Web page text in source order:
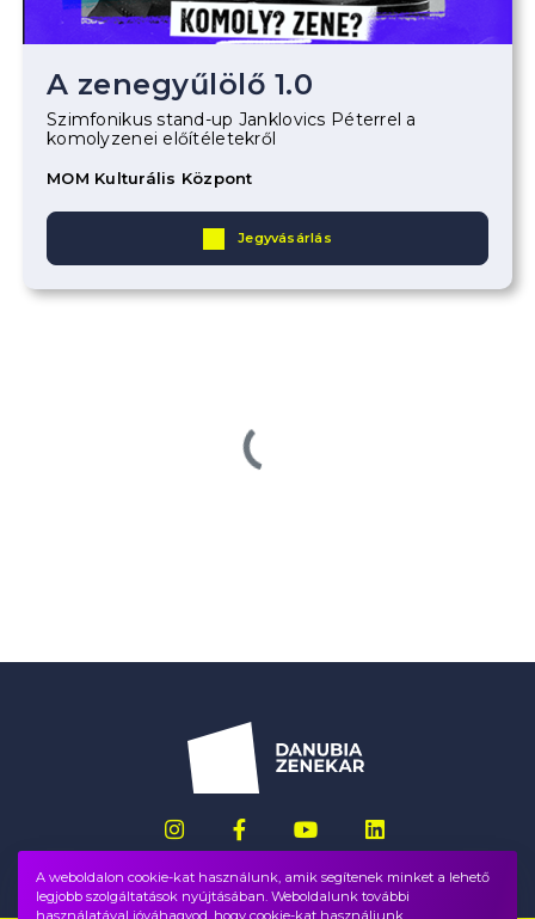
A zenegyűlölő 1.0
Szimfonikus stand-up Janklovics Péterrel a
komolyzenei előítéletekről
MOM Kulturális Központ
Jegyvásárlás
A weboldalon cookie-kat használunk, amik segítenek minket a lehető
legjobb szolgáltatások nyújtásában. Weboldalunk további
használatával jóváhagyod, hogy cookie-kat használjunk.